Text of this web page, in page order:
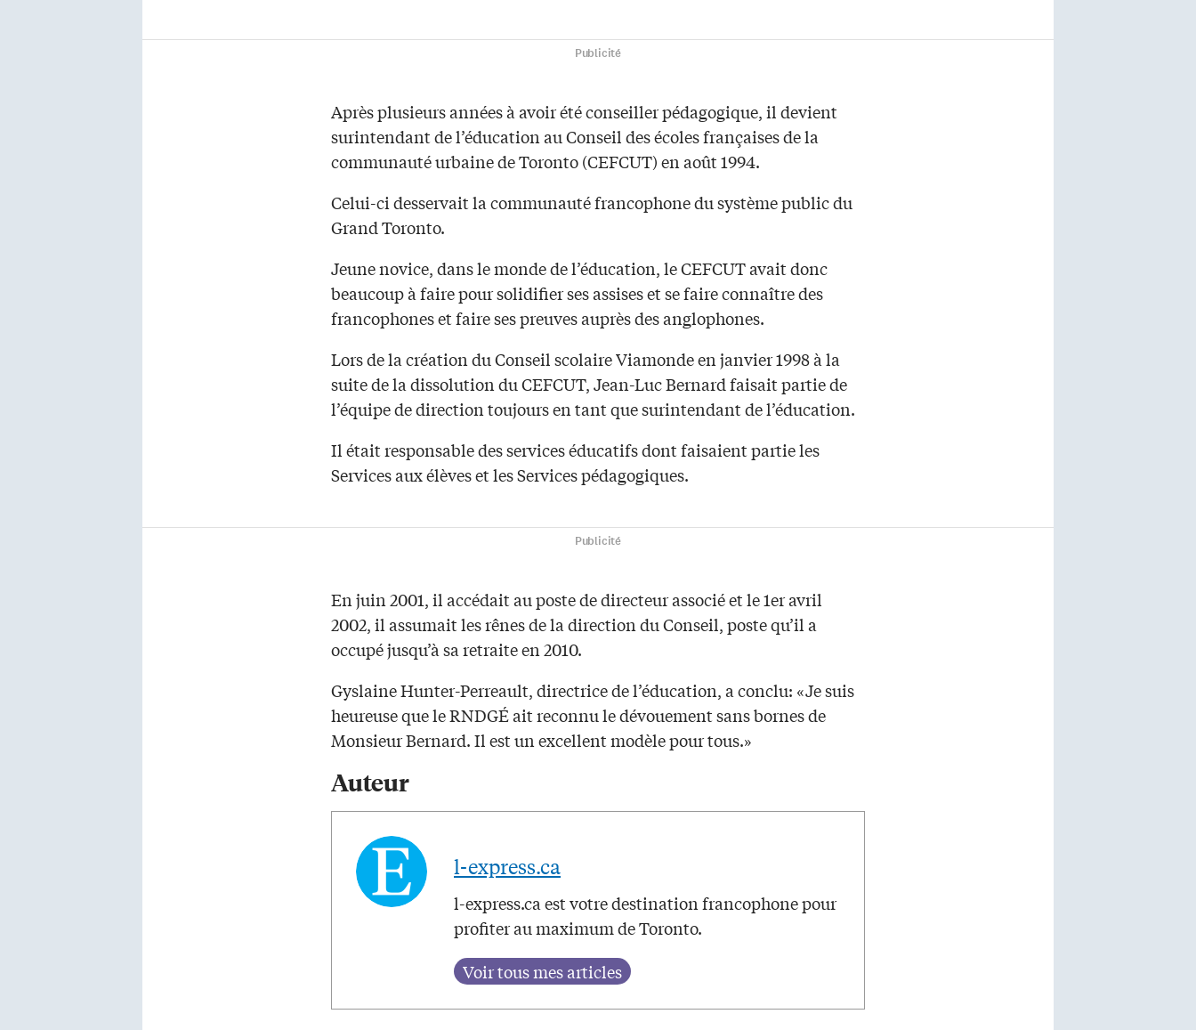
Publicité
Après plusieurs années à avoir été conseiller pédagogique, il devient
surintendant de l’éducation au Conseil des écoles françaises de la
communauté urbaine de Toronto (CEFCUT) en août 1994.
Celui-ci desservait la communauté francophone du système public du
Grand Toronto.
Jeune novice, dans le monde de l’éducation, le CEFCUT avait donc
beaucoup à faire pour solidifier ses assises et se faire connaître des
francophones et faire ses preuves auprès des anglophones.
Lors de la création du Conseil scolaire Viamonde en janvier 1998 à la
suite de la dissolution du CEFCUT, Jean-Luc Bernard faisait partie de
l’équipe de direction toujours en tant que surintendant de l’éducation.
Il était responsable des services éducatifs dont faisaient partie les
Services aux élèves et les Services pédagogiques.
Publicité
En juin 2001, il accédait au poste de directeur associé et le 1er avril
2002, il assumait les rênes de la direction du Conseil, poste qu’il a
occupé jusqu’à sa retraite en 2010.
Gyslaine Hunter-Perreault, directrice de l’éducation, a conclu: «Je suis
heureuse que le RNDGÉ ait reconnu le dévouement sans bornes de
Monsieur Bernard. Il est un excellent modèle pour tous.»
Auteur
l-express.ca
l-express.ca est votre destination francophone pour
profiter au maximum de Toronto.